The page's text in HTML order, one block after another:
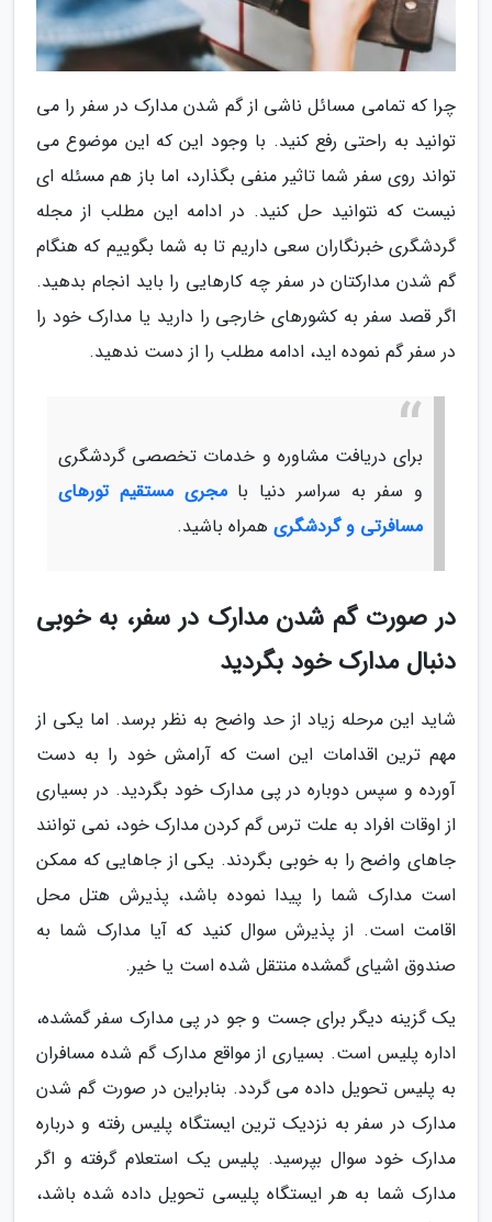
چرا که تمامی مسائل ناشی از گم شدن مدارک در سفر را می
توانید به راحتی رفع کنید. با وجود این که این موضوع می
تواند روی سفر شما تاثیر منفی بگذارد، اما باز هم مسئله ای
نیست که نتوانید حل کنید. در ادامه این مطلب از مجله
گردشگری خبرنگاران سعی داریم تا به شما بگوییم که هنگام
گم شدن مدارکتان در سفر چه کارهایی را باید انجام بدهید.
اگر قصد سفر به کشورهای خارجی را دارید یا مدارک خود را
در سفر گم نموده اید، ادامه مطلب را از دست ندهید.
برای دریافت مشاوره و خدمات تخصصی گردشگری
و سفر به سراسر دنیا بامجری مستقیم تورهای
مسافرتی و گردشگری همراه باشید.
در صورت گم شدن مدارک در سفر، به خوبی
دنبال مدارک خود بگردید
شاید این مرحله زیاد از حد واضح به نظر برسد. اما یکی از
مهم ترین اقدامات این است که آرامش خود را به دست
آورده و سپس دوباره در پی مدارک خود بگردید. در بسیاری
از اوقات افراد به علت ترس گم کردن مدارک خود، نمی توانند
جاهای واضح را به خوبی بگردند. یکی از جاهایی که ممکن
است مدارک شما را پیدا نموده باشد، پذیرش هتل محل
اقامت است. از پذیرش سوال کنید که آیا مدارک شما به
صندوق اشیای گمشده منتقل شده است یا خیر.
یک گزینه دیگر برای جست و جو در پی مدارک سفر گمشده،
اداره پلیس است. بسیاری از مواقع مدارک گم شده مسافران
به پلیس تحویل داده می گردد. بنابراین در صورت گم شدن
مدارک در سفر به نزدیک ترین ایستگاه پلیس رفته و درباره
مدارک خود سوال بپرسید. پلیس یک استعلام گرفته و اگر
مدارک شما به هر ایستگاه پلیسی تحویل داده شده باشد،